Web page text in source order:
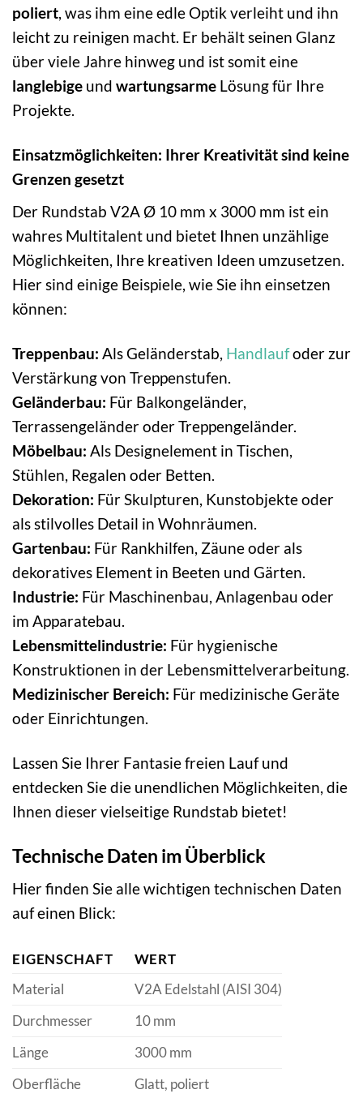
poliert, was ihm eine edle Optik verleiht und ihn
leicht zu reinigen macht. Er behält seinen Glanz
über viele Jahre hinweg und ist somit eine
langlebige und wartungsarme Lösung für Ihre
Projekte.
Einsatzmöglichkeiten: Ihrer Kreativität sind keine
Grenzen gesetzt
Der Rundstab V2A Ø 10 mm x 3000 mm ist ein
wahres Multitalent und bietet Ihnen unzählige
Möglichkeiten, Ihre kreativen Ideen umzusetzen.
Hier sind einige Beispiele, wie Sie ihn einsetzen
können:
Treppenbau: Als Geländerstab, Handlaufoder zur
Verstärkung von Treppenstufen.
Geländerbau: Für Balkongeländer,
Terrassengeländer oder Treppengeländer.
Möbelbau: Als Designelement in Tischen,
Stühlen, Regalen oder Betten.
Dekoration: Für Skulpturen, Kunstobjekte oder
als stilvolles Detail in Wohnräumen.
Gartenbau: Für Rankhilfen, Zäune oder als
dekoratives Element in Beeten und Gärten.
Industrie: Für Maschinenbau, Anlagenbau oder
im Apparatebau.
Lebensmittelindustrie: Für hygienische
Konstruktionen in der Lebensmittelverarbeitung.
Medizinischer Bereich: Für medizinische Geräte
oder Einrichtungen.
Lassen Sie Ihrer Fantasie freien Lauf und
entdecken Sie die unendlichen Möglichkeiten, die
Ihnen dieser vielseitige Rundstab bietet!
Technische Daten im Überblick
Hier finden Sie alle wichtigen technischen Daten
auf einen Blick:
EIGENSCHAFT
WERT
Material
V2A Edelstahl (AISI 304)
Durchmesser
10 mm
Länge
3000 mm
Oberfläche
Glatt, poliert